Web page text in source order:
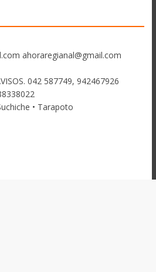
ahoraregianal@gmail.com
042 587749, 942467926
• Tarapoto